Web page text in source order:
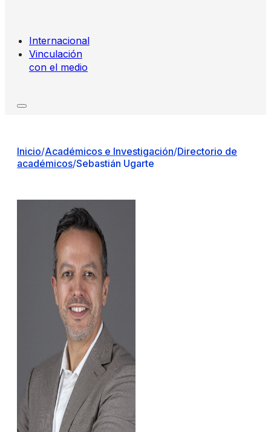
Internacional
Vinculación
con el medio
Inicio/Académicos e Investigación/Directorio de
académicos/Sebastián Ugarte